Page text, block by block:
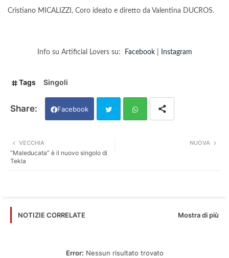
Cristiano MICALIZZI, Coro ideato e diretto da Valentina DUCROS.
Info su Artificial Lovers su: Facebook| Instagram
Tags Singoli
Facebook
tter
NUOVA
VECCHIA
“Maleducata” è il nuovo singolo di
Tekla
NOTIZIE CORRELATE Mostra di più
Error: Nessun risultato trovato